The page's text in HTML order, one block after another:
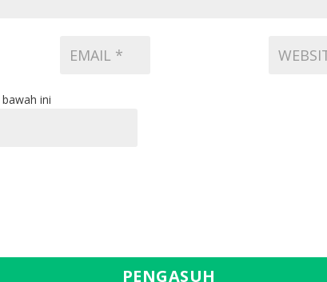
ini
PENGASUH